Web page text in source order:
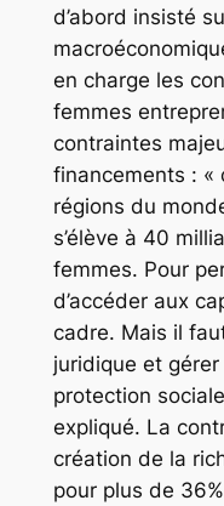
d’abord insisté
en charge les
femmes
contraintes
financements : «
régions du
s’élève à 40
femmes. Pour
d’accéder aux
cadre. Mais il
juridique et
protection
expliqué. La
création de la
pour plus de